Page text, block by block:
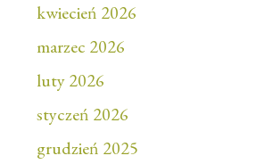
kwiecień 2026
marzec 2026
luty 2026
styczeń 2026
grudzień 2025